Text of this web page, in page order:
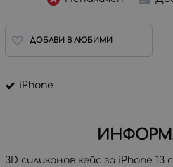
ДОБАВИ В ЛЮБИМИ
iPhone
3D силиконов кейс за iPhone